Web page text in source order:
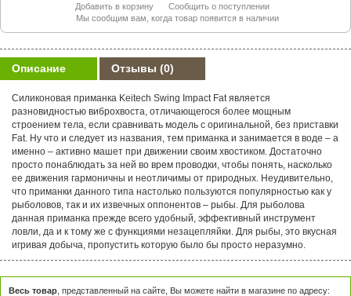
Добавить в корзину
Сообщить о поступлении
Мы сообщим вам, когда товар появится в наличии
Описание Отзывы (0)
Силиконовая приманка Keitech Swing Impact Fat является
разновидностью виброхвоста, отличающегося более мощным
строением тела, если сравнивать модель с оригинальной, без приставки
Fat. Ну что и следует из названия, тем приманка и занимается в воде – а
именно – активно машет при движении своим хвостиком. Достаточно
просто понаблюдать за ней во врем проводки, чтобы понять, насколько
ее движения гармоничны и неотличимы от природных. Неудивительно,
что приманки данного типа настолько пользуются популярностью как у
рыболовов, так и их извечных оппонентов – рыбы. Для рыболова
данная приманка прежде всего удобный, эффективный инструмент
ловли, да и к тому же с функциями незацепляйки. Для рыбы, это вкусная
игривая добыча, пропустить которую было бы просто неразумно.
Весь товар , представленный на сайте, Вы можете найти в магазине по адресу: